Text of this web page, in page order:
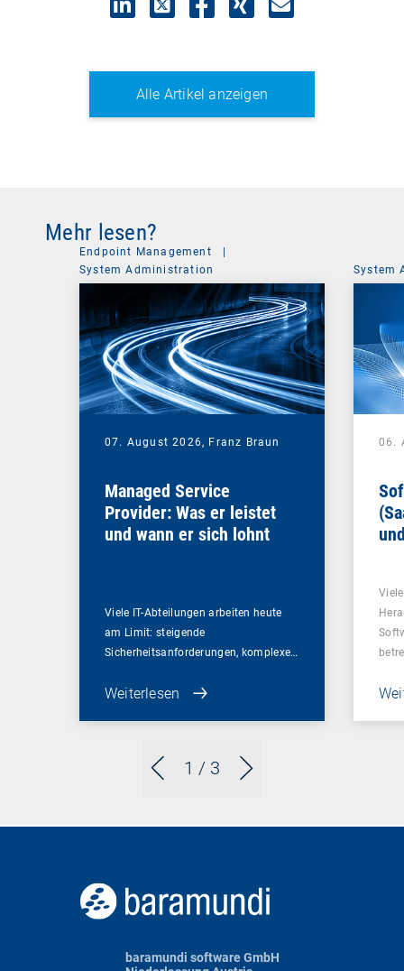
Alle Artikel anzeigen
Mehr lesen?
1 / 3
Endpoint Management
|
System Administration
07. August 2026, Franz Braun
Managed Service
Provider: Was er leistet
und wann er sich lohnt
Viele IT-Abteilungen arbeiten heute
am Limit: steigende
Sicherheitsanforderungen, komplexe…
Weiterlesen
System
06.
baramundi software GmbH